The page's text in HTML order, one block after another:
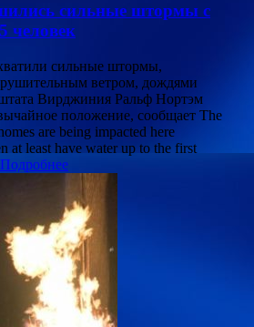
сильные штормы с
человек
сильные штормы,
ветром, дождями
Вирджиния Ральф Нортэм
положение, сообщает The
are being impacted here
at least have water up to the first
Подробнее